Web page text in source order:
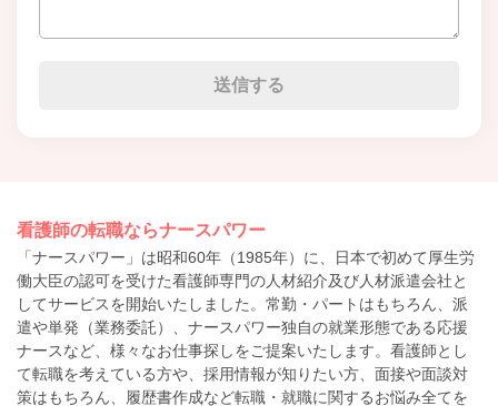
看護師の転職ならナースパワー
「ナースパワー」は昭和60年（1985年）に、日本で初めて厚生労
働大臣の認可を受けた看護師専門の人材紹介及び人材派遣会社と
してサービスを開始いたしました。常勤・パートはもちろん、派
遣や単発（業務委託）、ナースパワー独自の就業形態である応援
ナースなど、様々なお仕事探しをご提案いたします。看護師とし
て転職を考えている方や、採用情報が知りたい方、面接や面談対
策はもちろん、履歴書作成など転職・就職に関するお悩み全てを